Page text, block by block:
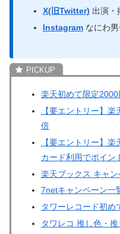
X(旧Twitter) 出演・
Instagramなにわ男
楽天初めて限定
【要エントリー】
倍
【要エントリー】
カード利用でポイン
楽天ブックス キャ
7netキャンペーン一
タワーレコード初め
タワレコ 推し色・